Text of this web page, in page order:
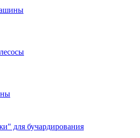
для бучардирования